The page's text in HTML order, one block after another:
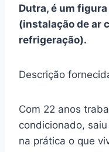
Dutra, é um
(instalação de ar
refrigeração).
Descrição
Com 22 anos
condicionado,
na prática o que